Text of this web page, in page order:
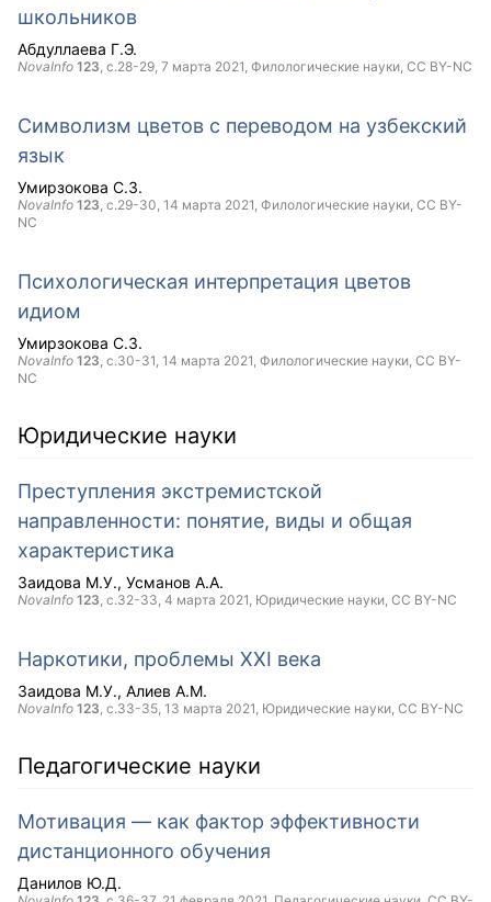
школьников
Абдуллаева Г.Э.
NovaInfo 123, с.28-29, 7 марта 2021, Филологические науки, CC BY-NC
Символизм цветов с переводом на узбекский
язык
Умирзокова С.З.
NovaInfo 123, с.29-30, 14 марта 2021, Филологические науки, CC BY-
NC
Психологическая интерпретация цветов
идиом
Умирзокова С.З.
NovaInfo 123, с.30-31, 14 марта 2021, Филологические науки, CC BY-
NC
Юридические науки
Преступления экстремистской
направленности: понятие, виды и общая
характеристика
Заидова М.У. Усманов А.А.
NovaInfo 123, с.32-33, 4 марта 2021, Юридические науки, CC BY-NC
Наркотики, проблемы XXI века
Заидова М.У. Алиев А.М.
NovaInfo 123, с.33-35, 13 марта 2021, Юридические науки, CC BY-NC
Педагогические науки
Мотивация — как фактор эффективности
дистанционного обучения
Данилов Ю.Д.